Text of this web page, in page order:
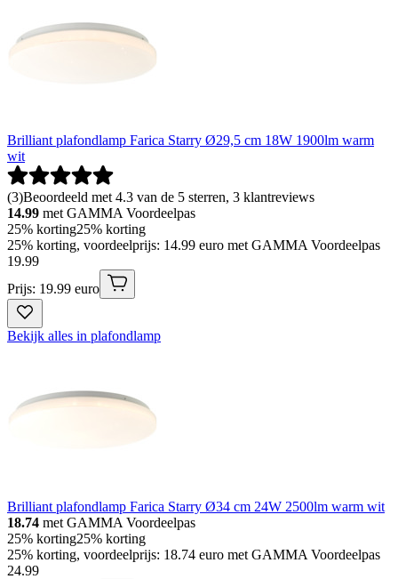
Brilliant plafondlamp Farica Starry Ø29,5 cm 18W 1900lm warm
wit
(3)Beoordeeld met 4.3 van de 5 sterren, 3 klantreviews
14.99 met GAMMA Voordeelpas
25% korting25% korting
25% korting, voordeelprijs: 14.99 euro met GAMMA Voordeelpas
19.99
Prijs: 19.99 euro
Bekijk alles in plafondlamp
Brilliant plafondlamp Farica Starry Ø34 cm 24W 2500lm warm wit
18.74 met GAMMA Voordeelpas
25% korting25% korting
25% korting, voordeelprijs: 18.74 euro met GAMMA Voordeelpas
24.99